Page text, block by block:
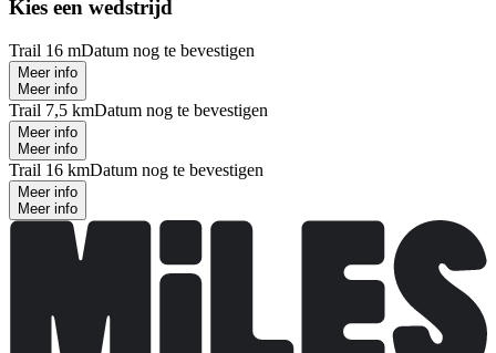
Kies een wedstrijd
Trail 16 mDatum nog te bevestigen
Meer info
Meer info
Trail 7,5 kmDatum nog te bevestigen
Meer info
Meer info
Trail 16 kmDatum nog te bevestigen
Meer info
Meer info